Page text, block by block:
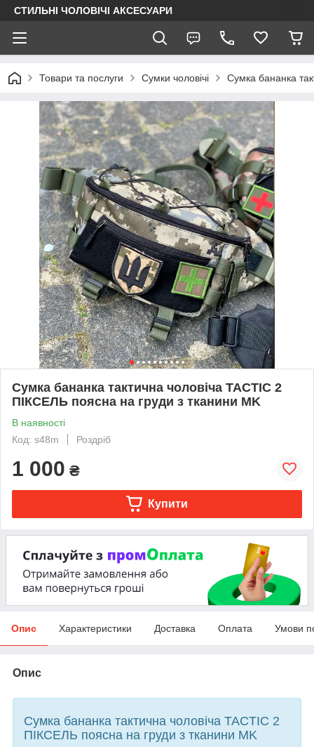
СТИЛЬНІ ЧОЛОВІЧІ АКСЕСУАРИ
Товари та послуги Сумки чоловічі Сумка бананка
Сумка бананка тактична чоловіча TACTIC 2
ПІКСЕЛЬ поясна на груди з тканини MK
В наявності
Код: s48m
Роздріб
1 000 ₴
Купити
Опис Характеристики Доставка Оплата Умови
Опис
Сумка бананка тактична чоловіча TACTIC 2
ПІКСЕЛЬ поясна на груди з тканини MK